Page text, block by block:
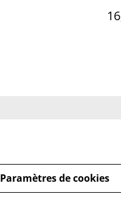
Paramètres de cookies